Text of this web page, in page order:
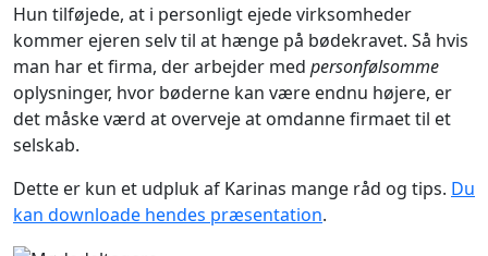
Hun tilføjede, at i personligt ejede virksomheder
kommer ejeren selv til at hænge på bødekravet. Så hvis
man har et firma, der arbejder med personfølsomme
oplysninger, hvor bøderne kan være endnu højere, er
det måske værd at overveje at omdanne firmaet til et
selskab.
Dette er kun et udpluk af Karinas mange råd og tips. Du
kan downloade hendes præsentation.